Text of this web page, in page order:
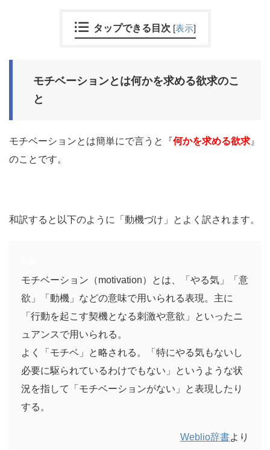
タップできる目次 [表示]
モチベーションとは何かを求める欲求のこ
と
モチベーションとは簡単にで言うと『何かを求める欲求 』
のことです。
和訳すると以下のように「動機づけ」とよく訳されます。
モチベーション（motivation）とは、「やる気」「意
欲」「動機」などの意味で用いられる表現。主に
「行動を起こす契機となる刺激や意欲」といったニ
ュアンスで用いられる。
よく「モチベ」と略される。「特にやる気もないし
必要に駆られているわけでもない」というような状
況を指して「モチベーションがない」と表現したり
する。
Weblio辞書より